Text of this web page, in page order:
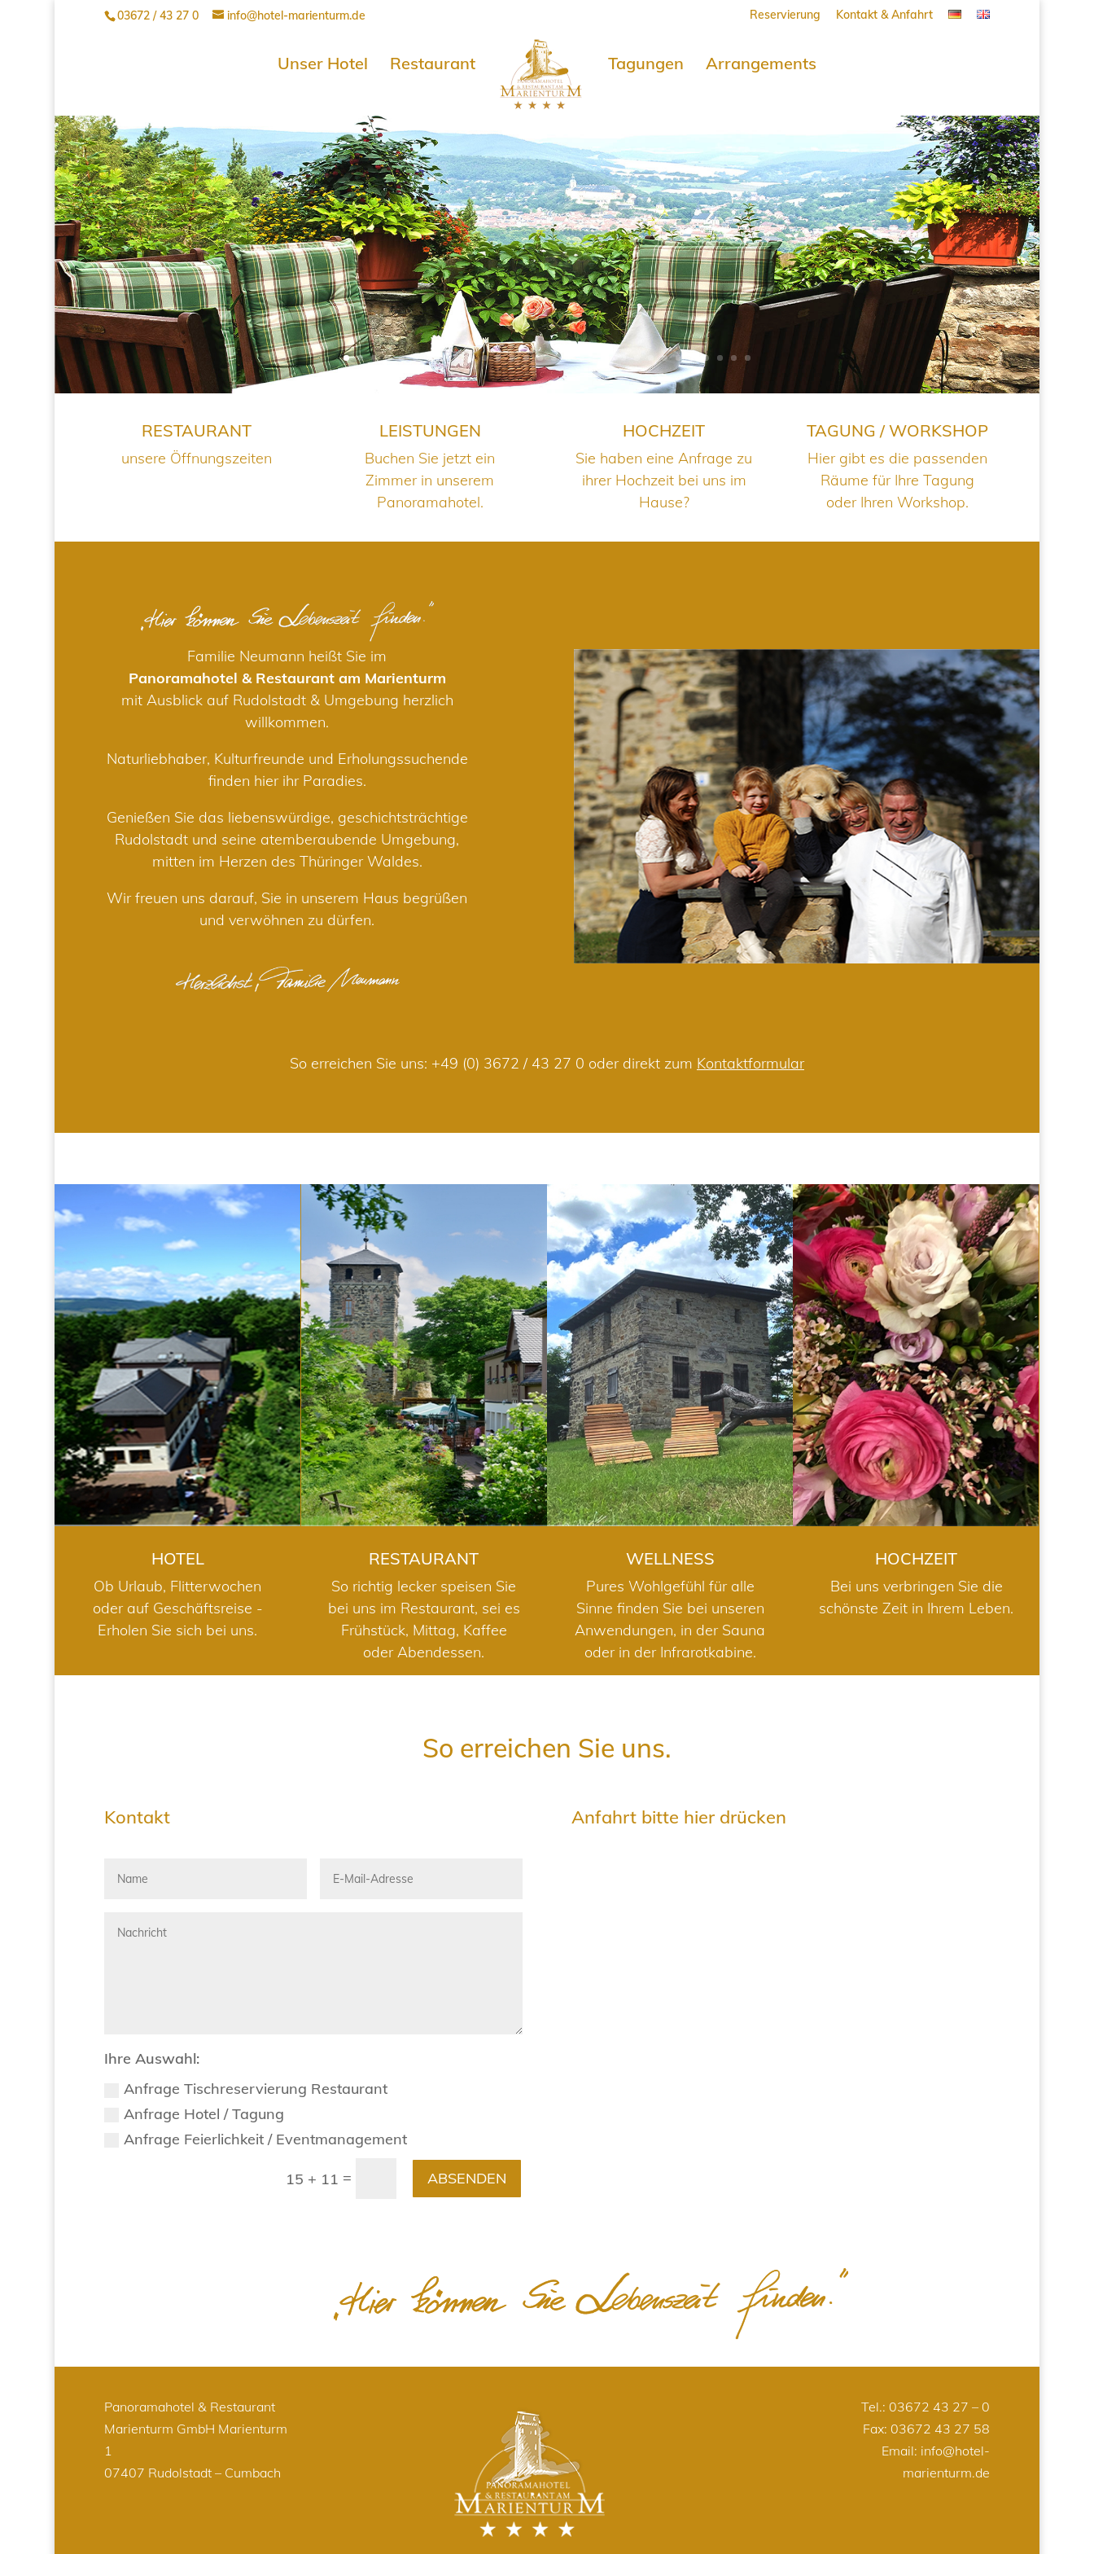
03672 / 43 27 0 info@hotel-marienturm.de Reservierung Kontakt & Anfahrt
Unser Hotel Restaurant Tagungen Arrangements
RESTAURANT
unsere Öffnungszeiten
LEISTUNGEN
Buchen Sie jetzt ein
Zimmer in unserem
Panoramahotel.
HOCHZEIT
Sie haben eine Anfrage zu
ihrer Hochzeit bei uns im
Hause?
TAGUNG / WORKSHOP
Hier gibt es die passenden
Räume für Ihre Tagung
oder Ihren Workshop.
Familie Neumann heißt Sie im
Panoramahotel & Restaurant am Marienturm
mit Ausblick auf Rudolstadt & Umgebung herzlich
willkommen.
Naturliebhaber, Kulturfreunde und Erholungssuchende
finden hier ihr Paradies.
Genießen Sie das liebenswürdige, geschichtsträchtige
Rudolstadt und seine atemberaubende Umgebung,
mitten im Herzen des Thüringer Waldes.
Wir freuen uns darauf, Sie in unserem Haus begrüßen
und verwöhnen zu dürfen.
So erreichen Sie uns: +49 (0) 3672 / 43 27 0 oder direkt zum Kontaktformular
HOTEL
HOTEL
Ob Urlaub, Flitterwochen
oder auf Geschäftsreise -
Erholen Sie sich bei uns.
RESTAURANT
RESTAURANT
So richtig lecker speisen Sie
bei uns im Restaurant, sei es
Frühstück, Mittag, Kaffee
oder Abendessen.
WELLNESS
WELLNESS
Pures Wohlgefühl für alle
Sinne finden Sie bei unseren
Anwendungen, in der Sauna
oder in der Infrarotkabine.
HOCHZEIT
HOCHZEIT
Bei uns verbringen Sie die
schönste Zeit in Ihrem Leben.
So erreichen Sie uns.
Kontakt
Ihre Auswahl:
Anfrage Tischreservierung Restaurant
Anfrage Hotel / Tagung
Anfrage Feierlichkeit / Eventmanagement
15 + 11 = ABSENDEN
Anfahrt bitte hier drücken
Panoramahotel & Restaurant
Marienturm GmbH Marienturm
1
07407 Rudolstadt – Cumbach
Tel.: 03672 43 27 – 0
Fax: 03672 43 27 58
Email: info@hotel-
marienturm.de